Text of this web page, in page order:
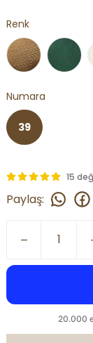
Renk
Numara
39
15
Paylaş: